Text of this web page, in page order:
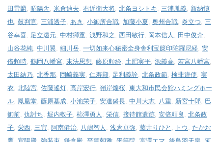
田雷麟, 昭陽舎, 米倉迪夫, 右近衛大将, 北条ヨシトキ, 三浦胤義, 新納慎
也, 鼓判官, 三浦透子, あき , 小御所合戦, 加藤小夏, 奥州合戦, 炎立つ, 三
谷幸喜, 足立遠元, 中村獅童, 浅野和之 , 西田敏行, 岡本信人 , 田中俊介,
山谷花純, 中川翼, 細川岳, 一切如来心秘密全身舎利宝篋印陀羅尼経, 安
倍頼時, 鶴岡八幡宮, 末法思想, 藤原頼経, 土肥実平, 源義高, 若宮八幡宮,
太田結乃, 北香那, 岡崎義実, 仁寿殿, 足利義詮, 北条政範, 検非違使, 実
衣, 北陸宮, 佐藤遙灯, 高岸宏行, 嶺岸煌桜, 東大和市民会館ハミングホー
ル, 鳳凰堂, 藤原基成, 小池栄子, 安達盛長, 中川大志, 八重, 新宮十郎, 巴
御前, 仇討ち, 堀内敬子, 柿澤勇人 , 栄信, 接待館遺跡, 安倍頼良 , 北条政
子, 栄西, 三寅, 阿南健治, 八嶋智人 , 浅倉卓弥, 菊井りひと , トウ , たかお